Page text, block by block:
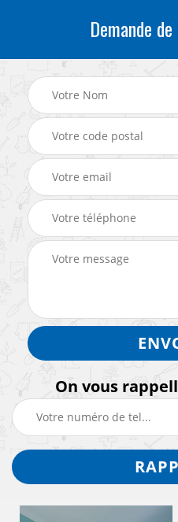
Demande
On vous